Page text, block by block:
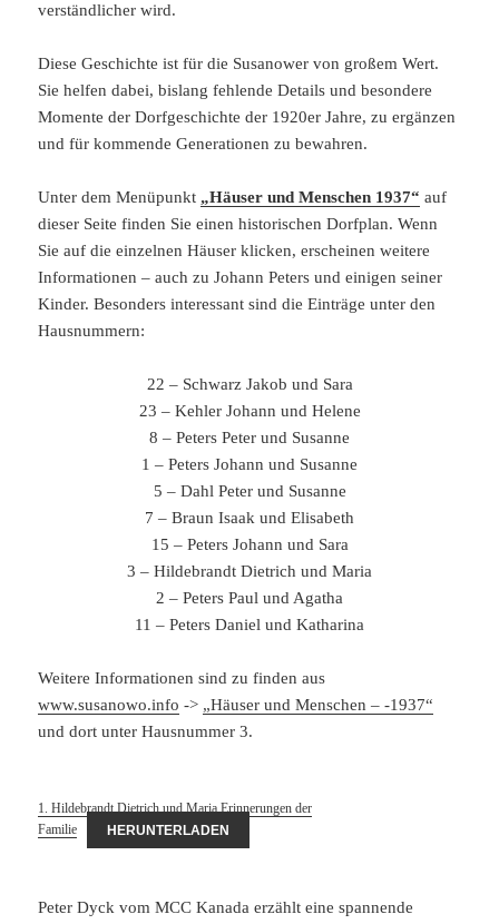
verständlicher wird.
Diese Geschichte ist für die Susanower von großem Wert.
Sie helfen dabei, bislang fehlende Details und besondere
Momente der Dorfgeschichte der 1920er Jahre, zu ergänzen
und für kommende Generationen zu bewahren.
Unter dem Menüpunkt „Häuser und Menschen 1937“ auf
dieser Seite finden Sie einen historischen Dorfplan. Wenn
Sie auf die einzelnen Häuser klicken, erscheinen weitere
Informationen – auch zu Johann Peters und einigen seiner
Kinder. Besonders interessant sind die Einträge unter den
Hausnummern:
22 – Schwarz Jakob und Sara
23 – Kehler Johann und Helene
8 – Peters Peter und Susanne
1 – Peters Johann und Susanne
5 – Dahl Peter und Susanne
7 – Braun Isaak und Elisabeth
15 – Peters Johann und Sara
3 – Hildebrandt Dietrich und Maria
2 – Peters Paul und Agatha
11 – Peters Daniel und Katharina
Weitere Informationen sind zu finden aus
www.susanowo.info -> „Häuser und Menschen – -1937“
und dort unter Hausnummer 3.
1. Hildebrandt Dietrich und Maria Erinnerungen der
Familie
HERUNTERLADEN
Peter Dyck vom MCC Kanada erzählt eine spannende